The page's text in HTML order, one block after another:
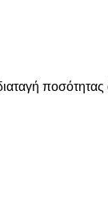
διαταγή